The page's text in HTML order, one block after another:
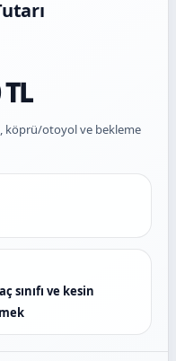
köprü/otoyol ve bekleme
sınıfı ve kesin